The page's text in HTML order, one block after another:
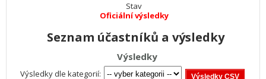
Stav
Oficiální výsledky
Seznam účastníků a výsledky
Výsledky
Výsledky dle kategorií: